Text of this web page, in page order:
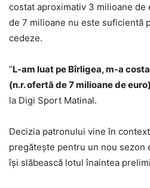
costat aproximativ 3 milioane
de 7 milioane nu este suficientă
cedeze.
”L-am luat pe Bîrligea, m-a
(n.r. ofertă de 7 milioane de
la Digi Sport Matinal.
Decizia patronului vine în
pregătește pentru un nou sezon
își slăbească lotul înaintea